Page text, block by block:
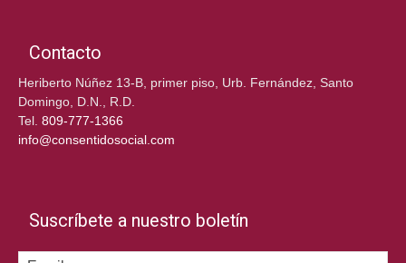
Contacto
Heriberto Núñez 13-B, primer piso, Urb. Fernández, Santo
Domingo, D.N., R.D.
Tel. 809-777-1366
info@consentidosocial.com
Suscríbete a nuestro boletín